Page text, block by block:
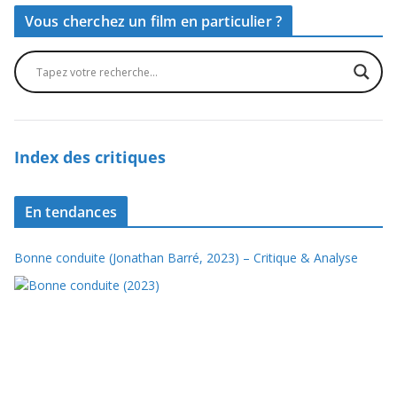
Vous cherchez un film en particulier ?
Index des critiques
En tendances
Bonne conduite (Jonathan Barré, 2023) – Critique & Analyse